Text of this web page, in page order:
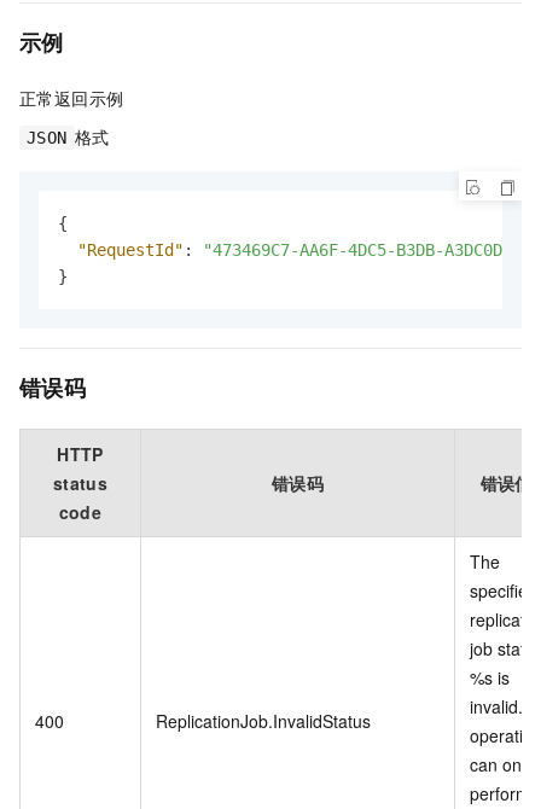
示例
正常返回示例
JSON 格式
{
"RequestId" :
"473469C7-AA6F-4DC5-B3DB-
}
错误码
HTTP
status
code
错误码 错误信
400 ReplicationJob.InvalidStatus
The
specified
job
%s is
invalid.
operation
can only